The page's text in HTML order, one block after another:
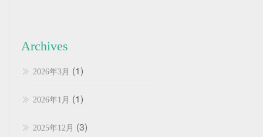
Archives
2026年3月 (1)
2026年1月 (1)
2025年12月 (3)